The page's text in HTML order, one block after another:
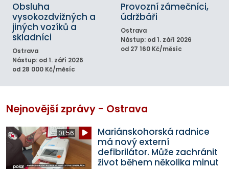
Obsluha
vysokozdvižných a
jiných vozíků a
skladníci
Ostrava
Nástup: od 1. září 2026
od 28 000 Kč/měsíc
Provozní zámečníci,
údržbáři
Ostrava
Nástup: od 1. září 2026
od 27 160 Kč/měsíc
Nejnovější zprávy - Ostrava
01:56
Mariánskohorská radnice
má nový externí
defibrilátor. Může zachránit
život během několika minut